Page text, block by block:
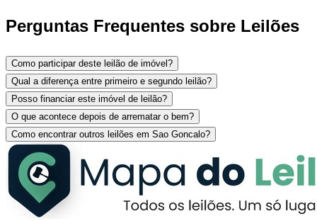
Perguntas Frequentes sobre Leilões
Como participar deste leilão de imóvel?
Qual a diferença entre primeiro e segundo leilão?
Posso financiar este imóvel de leilão?
O que acontece depois de arrematar o bem?
Como encontrar outros leilões em Sao Goncalo?